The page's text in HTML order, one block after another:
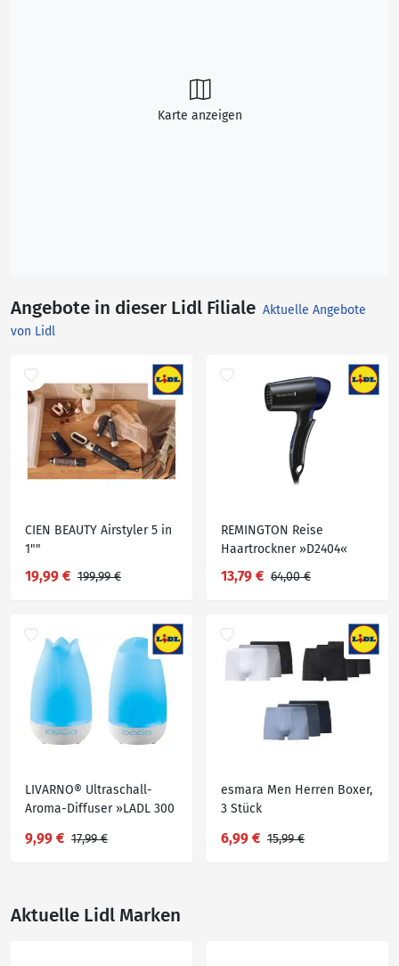
Karte anzeigen
Angebote in dieser Lidl Filiale Aktuelle Angebote
von Lidl
CIEN BEAUTY Airstyler 5 in
1""
19,99 € 199,99 €
REMINGTON Reise
Haartrockner »D2404«
13,79 € 64,00 €
LIVARNO® Ultraschall-
Aroma-Diffuser »LADL 300
9,99 € 17,99 €
esmara Men Herren Boxer,
3 Stück
6,99 € 15,99 €
Aktuelle Lidl Marken